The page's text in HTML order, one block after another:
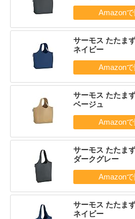
サーモス たたま
ネイビー
サーモス たたま
ベージュ
サーモス たたま
ダークグレー
サーモス たたま
ネイビー